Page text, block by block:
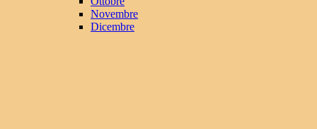
Novembre
Dicembre